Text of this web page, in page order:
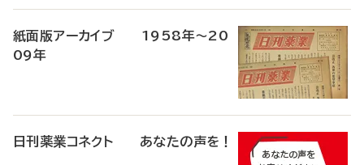
紙面版アーカイブ 1958年～20
09年
日刊薬業コネクト あなたの声を！